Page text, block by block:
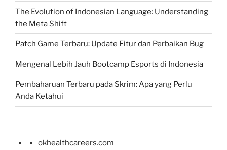
The Evolution of Indonesian Language: Understanding
the Meta Shift
Patch Game Terbaru: Update Fitur dan Perbaikan Bug
Mengenal Lebih Jauh Bootcamp Esports di Indonesia
Pembaharuan Terbaru pada Skrim: Apa yang Perlu
Anda Ketahui
okhealthcareers.com